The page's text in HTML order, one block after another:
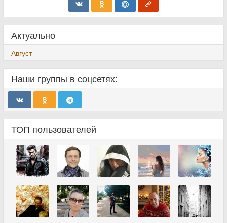
Актуально
Август
Наши группы в соцсетях:
ТОП пользователей